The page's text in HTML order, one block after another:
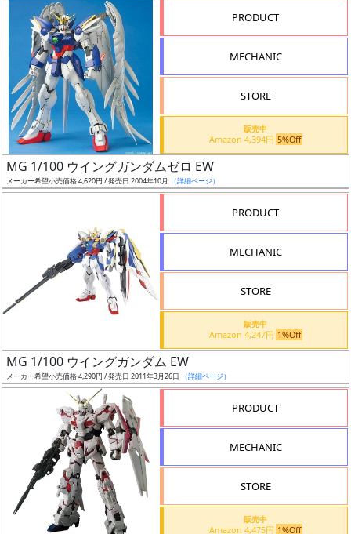
状
況
売
始
抽
選
PRODUCT
MECHANIC
STORE
販売中
Amazon 4,394円 5%Off
MG 1/100 ウイングガンダムゼロ EW
メーカー希望小売価格 4,620円 / 発売日 2004年10月 （詳細ページ）
PRODUCT
MECHANIC
STORE
販売中
Amazon 4,247円 1%Off
MG 1/100 ウイングガンダム EW
メーカー希望小売価格 4,290円 / 発売日 2011年3月26日 （詳細ページ）
PRODUCT
MECHANIC
STORE
販売中
Amazon 4,475円 1%Off